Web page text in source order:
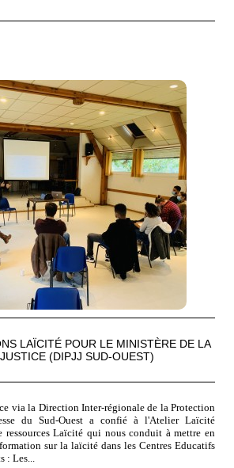
LAÏCITÉ POUR LE MINISTÈRE DE LA
JUSTICE (DIPJJ SUD-OUEST)
via la Direction Inter-régionale de la Protection
du Sud-Ouest a confié à l'Atelier Laïcité
ressources Laïcité qui nous conduit à mettre en
sur la laïcité dans les Centres Educatifs
: Les...